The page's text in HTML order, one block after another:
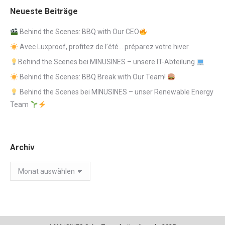
Neueste Beiträge
Behind the Scenes: BBQ with Our CEO
Avec Luxproof, profitez de l’été… préparez votre hiver.
Behind the Scenes bei MINUSINES – unsere IT-Abteilung
Behind the Scenes: BBQ Break with Our Team!
Behind the Scenes bei MINUSINES – unser Renewable Energy
Team
Archiv
Archiv